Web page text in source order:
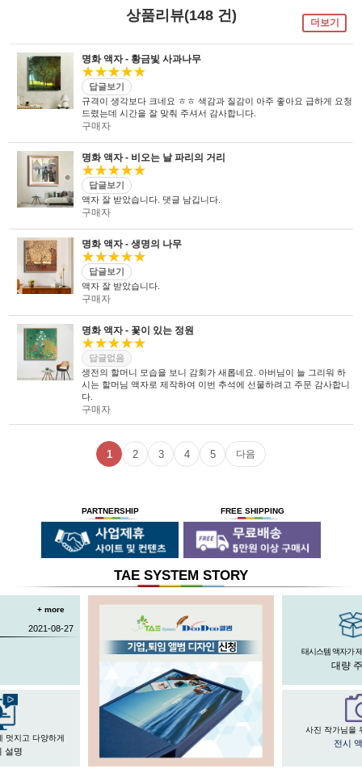
독자기술의 작업 방법과 소재 그리고
숙련된 작업자들로 구성되어있는 회사이며
액자를 만드는 전 공정의 기계를
국내 실정에 맞게 재구성 및 개발하여
세계 각국에 기계수출은 물론 기술지원을
사진UV 코팅기, 벨벳 코팅기,
뒷묻음 방지 방법을상품리뷰(148 건) 더보기
명화 액자 - 황금빛 사과나무
★★★★★
답글보기
규격이 생각보다 크네요 ㅎㅎ 색감과 질감이 아주 좋아요 급하게 요청
드렸는데 시간을 잘 맞춰 주셔서 감사합니다.
구매자
명화 액자 - 비오는 날 파리의 거리
★★★★★
답글보기
액자 잘 받았습니다. 댓글 남깁니다.
구매자
명화 액자 - 생명의 나무
★★★★★
답글보기
액자 잘 받았습니다.
구매자
명화 액자 - 꽃이 있는 정원
★★★★★
답글없음
생전의 할머니 모습을 보니 감회가 새롭네요. 아버님이 늘 그리워 하
시는 할머님 액자로 제작하여 이번 추석에 선물하려고 주문 감사합니
다.
구매자
1 2 3 4 5 다음
PARTNERSHIP FREE SHIPPING
TAE SYSTEM STORY
+ more
2021-08-27
태시스템 액자가
대량
멋지고 다양하게
설명
사진 작가님을
전시